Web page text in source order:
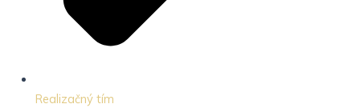
Realizačný tím